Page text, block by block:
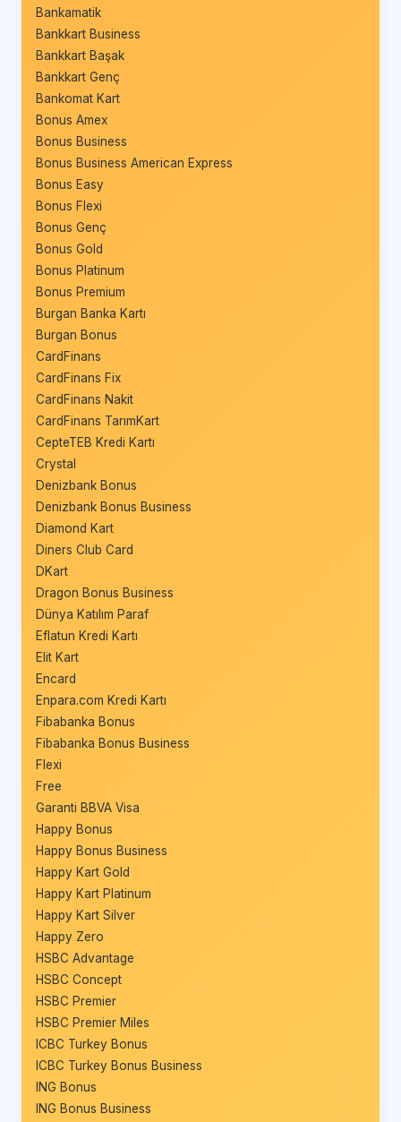
Bankamatik
Bankkart Business
Bankkart Başak
Bankkart Genç
Bankomat Kart
Bonus Amex
Bonus Business
Bonus Business American Express
Bonus Easy
Bonus Flexi
Bonus Genç
Bonus Gold
Bonus Platinum
Bonus Premium
Burgan Banka Kartı
Burgan Bonus
CardFinans
CardFinans Fix
CardFinans Nakit
CardFinans TarımKart
CepteTEB Kredi Kartı
Crystal
Denizbank Bonus
Denizbank Bonus Business
Diamond Kart
Diners Club Card
DKart
Dragon Bonus Business
Dünya Katılım Paraf
Eflatun Kredi Kartı
Elit Kart
Encard
Enpara.com Kredi Kartı
Fibabanka Bonus
Fibabanka Bonus Business
Flexi
Free
Garanti BBVA Visa
Happy Bonus
Happy Bonus Business
Happy Kart Gold
Happy Kart Platinum
Happy Kart Silver
Happy Zero
HSBC Advantage
HSBC Concept
HSBC Premier
HSBC Premier Miles
ICBC Turkey Bonus
ICBC Turkey Bonus Business
ING Bonus
ING Bonus Business